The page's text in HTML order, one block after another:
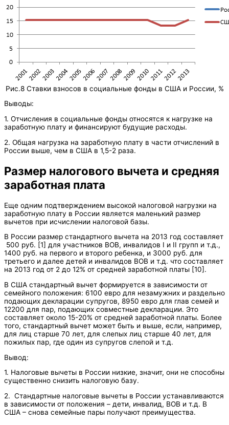
Рис.8 Ставки взносов в социальные фонды в США и России, %
Выводы:
1. Отчисления в социальные фонды относятся к нагрузке на
заработную плату и финансируют будущие расходы.
2. Общая нагрузка на заработную плату в части отчислений в
России выше, чем в США в 1,5-2 раза.
Размер налогового вычета и средняя
заработная плата
Еще одним подтверждением высокой налоговой нагрузки на
заработную плату в России является маленький размер
вычетов при исчислении налоговой базы.
В России размер стандартного вычета на 2013 год составляет
500 руб. [1] для участников ВОВ, инвалидов I и II групп и т.д.,
1400 руб. на первого и второго ребенка, и 3000 руб. для
третьего и далее детей и инвалидов ВОВ и т.д. что составляет
на 2013 год от 2 до 12% от средней заработной платы [10].
В США стандартный вычет формируется в зависимости от
семейного положения: 6100 евро для незамужних и раздельно
подающих декларации супругов, 8950 евро для глав семей и
12200 для пар, подающих совместные декларации. Это
составляет около 15-20% от средней заработной платы. Более
того, стандартный вычет может быть и выше, если, например,
для лиц старше 70 лет, для слепых лиц старше 40 лет, для
пожилых пар, где один из супругов слепой и т.д.
Вывод:
1. Налоговые вычеты в России низкие, значит, они не способны
существенно снизить налоговую базу.
2. Стандартные налоговые вычеты в России устанавливаются
в зависимости от положения – дети, инвалид, ВОВ и т.д. В
США – снова семейные пары получают преимущества.